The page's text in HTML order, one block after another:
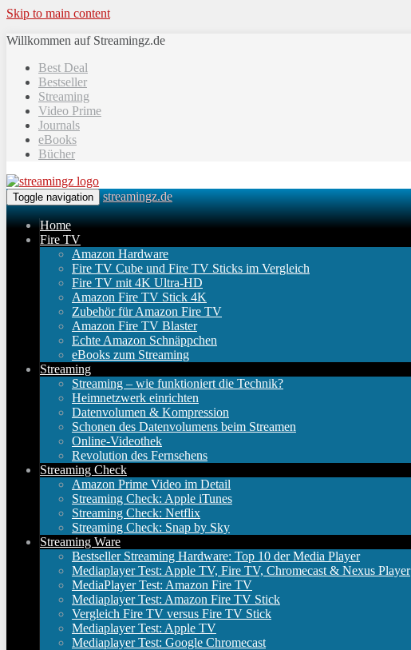
Skip to main content
Willkommen auf Streamingz.de
Best Deal
Bestseller
Streaming
Video Prime
Journals
eBooks
Bücher
Toggle navigation streamingz.de
Home
Fire TV
Amazon Hardware
Fire TV Cube und Fire TV Sticks im Vergleich
Fire TV mit 4K Ultra-HD
Amazon Fire TV Stick 4K
Zubehör für Amazon Fire TV
Amazon Fire TV Blaster
Echte Amazon Schnäppchen
eBooks zum Streaming
Streaming
Streaming – wie funktioniert die Technik?
Heimnetzwerk einrichten
Datenvolumen & Kompression
Schonen des Datenvolumens beim Streamen
Online-Videothek
Revolution des Fernsehens
Streaming Check
Amazon Prime Video im Detail
Streaming Check: Apple iTunes
Streaming Check: Netflix
Streaming Check: Snap by Sky
Streaming Ware
Bestseller Streaming Hardware: Top 10 der Media Player
Mediaplayer Test: Apple TV, Fire TV, Chromecast & Nexus Player
MediaPlayer Test: Amazon Fire TV
Mediaplayer Test: Amazon Fire TV Stick
Vergleich Fire TV versus Fire TV Stick
Mediaplayer Test: Apple TV
Mediaplayer Test: Google Chromecast